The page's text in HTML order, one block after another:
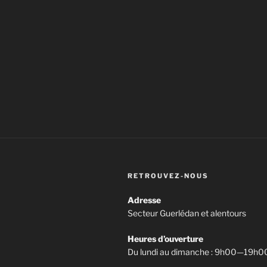
RETROUVEZ-NOUS
Adresse
Secteur Guerlédan et alentours
Heures d’ouverture
Du lundi au dimanche :